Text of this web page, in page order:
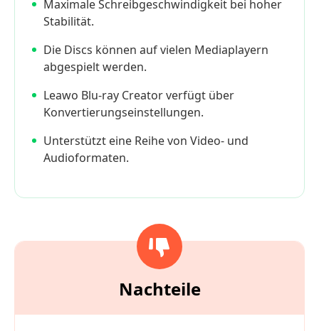
Maximale Schreibgeschwindigkeit bei hoher
Stabilität.
Die Discs können auf vielen Mediaplayern
abgespielt werden.
Leawo Blu-ray Creator verfügt über
Konvertierungseinstellungen.
Unterstützt eine Reihe von Video- und
Audioformaten.
Nachteile